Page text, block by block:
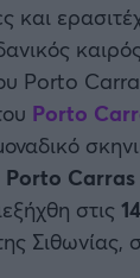
Αθηνών
και
Porto Carras
Porto
Porto
στις
Σιθωνίας,